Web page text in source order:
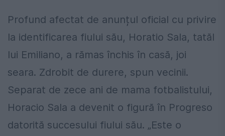
Profund afectat de anunțul oficial cu privire
la identificarea fiului său, Horatio Sala, tatăl
lui Emiliano, a rămas închis în casă, joi
seara. Zdrobit de durere, spun vecinii.
Separat de zece ani de mama fotbalistului,
Horacio Sala a devenit o figură în Progreso
datorită succesului fiului său. „Este o